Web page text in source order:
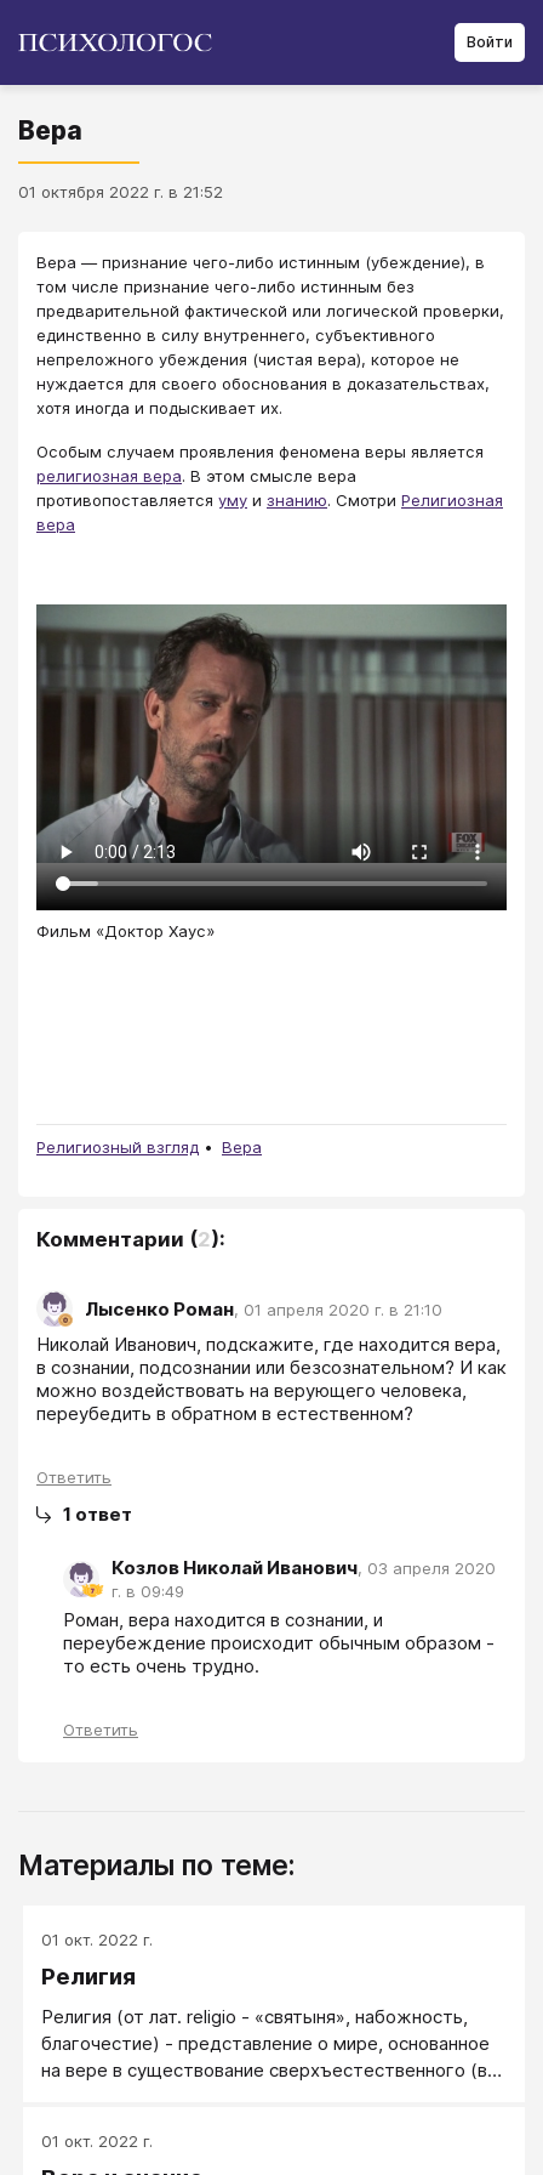
Войти
Вера
01 октября 2022 г. в 21:52
​​​​​​​Вера — признание чего-либо истинным (убеждение), в
том числе признание чего-либо истинным без
предварительной фактической или логической проверки,
единственно в силу внутреннего, субъективного
непреложного убеждения (чистая вера), которое не
нуждается для своего обоснования в доказательствах,
хотя иногда и подыскивает их.
Особым случаем проявления феномена веры является
религиозная вера. В этом смысле вера
противопоставляется уму и знанию. Смотри Религиозная
вера
Фильм «Доктор Хаус»
Религиозный взгляд Вера
Комментарии (2):
Лысенко Роман, 01 апреля 2020 г. в 21:10
Николай Иванович, подскажите, где находится вера,
в сознании, подсознании или безсознательном? И как
можно воздействовать на верующего человека,
переубедить в обратном в естественном?
Ответить
1 ответ
Козлов Николай Иванович, 03 апреля 2020
г. в 09:49
Роман, вера находится в сознании, и
переубеждение происходит обычным образом -
то есть очень трудно.
Ответить
Материалы по теме:
01 окт. 2022 г.
Религия
Религия (от лат. religio - «святыня», набожность,
благочестие) - представление о мире, основанное
на вере в существование сверхъестественного (в
человека. Эта вера - основной признак и элемент
01 окт. 2022 г.